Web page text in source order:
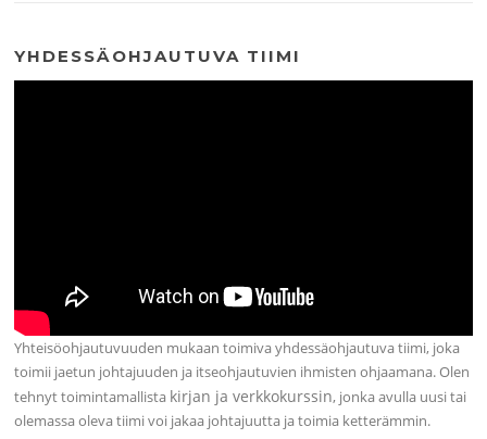
YHDESSÄOHJAUTUVA TIIMI
Yhteisöohjautuvuuden mukaan toimiva yhdessäohjautuva tiimi, joka
toimii jaetun johtajuuden ja itseohjautuvien ihmisten ohjaamana. Olen
tehnyt toimintamallista kirjan ja verkkokurssin, jonka avulla uusi tai
olemassa oleva tiimi voi jakaa johtajuutta ja toimia ketterämmin.